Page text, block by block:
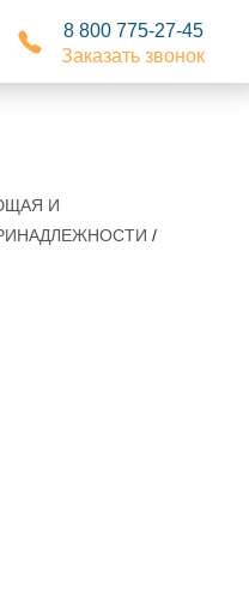
8 800 775-27-45
Заказать звонок
И
/